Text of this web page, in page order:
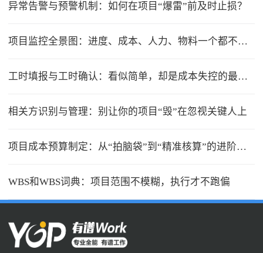
异常告警与预警机制：如何在项目“爆雷”前及时止损？
项目监控全景图：进度、成本、人力、物料一个都不能少
工时填报与工时确认：看似简单，却是成本失控的最大漏洞
相关方识别与管理：别让你的项目“毁”在忽视关键人上
项目成本预算制定：从“拍脑袋”到“精准核算”的进阶之路
WBS和WBS词典：项目范围不模糊，执行才不跑偏